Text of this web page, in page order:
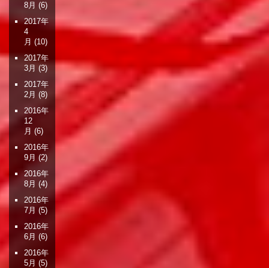
8月 (6)
2017年
4
月 (10)
2017年
3月 (3)
2017年
2月 (8)
2016年
12
月 (6)
2016年
9月 (2)
2016年
8月 (4)
2016年
7月 (5)
2016年
6月 (6)
2016年
5月 (5)